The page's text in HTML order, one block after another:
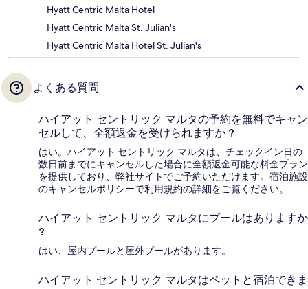
Hyatt Centric Malta Hotel
Hyatt Centric Malta St. Julian's
Hyatt Centric Malta Hotel St. Julian's
よくある質問
ハイアット セントリック マルタの予約を無料でキャン
セルして、全額返金を受けられますか ?
はい。ハイアット セントリック マルタは、チェックイン日の
数日前までにキャンセルした場合に全額返金可能な料金プラン
を提供しており、弊社サイトでご予約いただけます。宿泊施設
のキャンセルポリシーで利用規約の詳細をご覧ください。
ハイアット セントリック マルタにプールはありますか
?
はい、屋内プールと屋外プールがあります。
ハイアット セントリック マルタはペットと宿泊できま